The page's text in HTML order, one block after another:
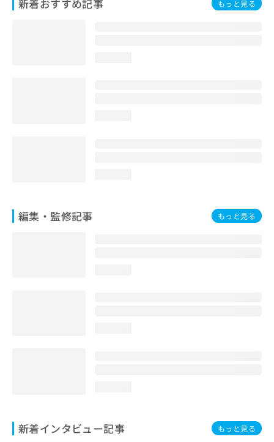
新着おすすめ記事 もっと見る
編集・監修記事 もっと見る
新着インタビュー記事 もっと見る